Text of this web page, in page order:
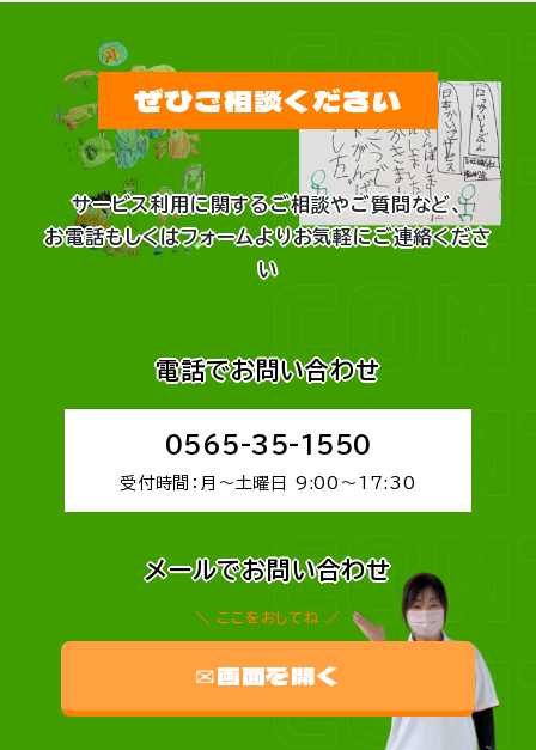
ぜひご相談ください
サービス利用に関するご相談やご質問など、
お電話もしくはフォームよりお気軽にご連絡くださ
い
電話でお問い合わせ
0565-35-1550
受付時間：月～土曜日 9:00～17:30
メールでお問い合わせ
ここをおしてね
✉画面を開く